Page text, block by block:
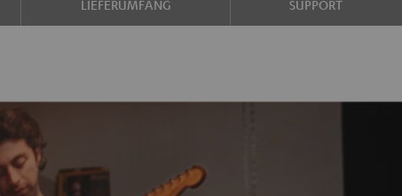
LIEFERUMFANG SUPPORT